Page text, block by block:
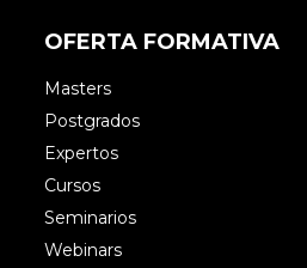
OFERTA FORMATIVA
Masters
Postgrados
Expertos
Cursos
Seminarios
Webinars